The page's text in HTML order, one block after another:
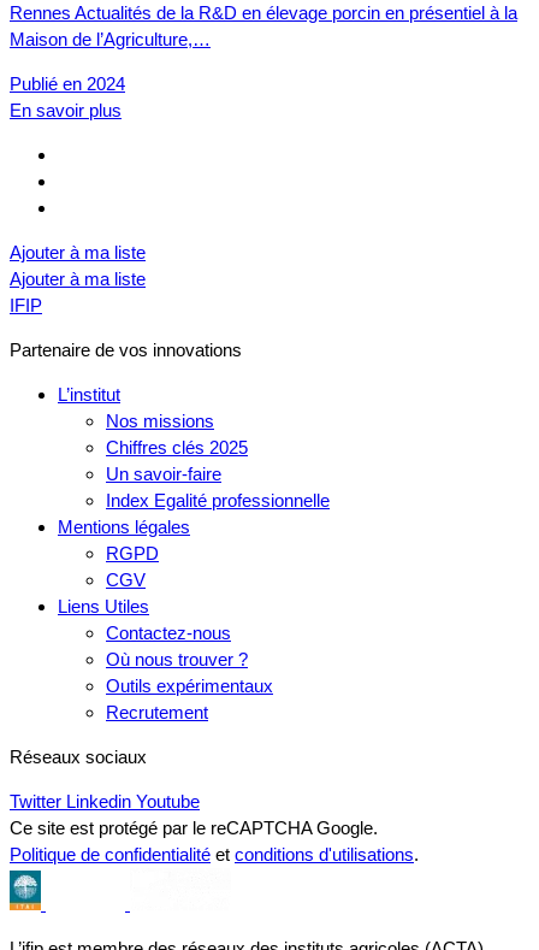
Rennes Actualités de la R&D en élevage porcin en présentiel à la
Maison de l’Agriculture,…
Publié en 2024
En savoir plus
Ajouter à ma liste
Ajouter à ma liste
IFIP
Partenaire de vos innovations
L’institut
Nos missions
Chiffres clés 2025
Un savoir-faire
Index Egalité professionnelle
Mentions légales
RGPD
CGV
Liens Utiles
Contactez-nous
Où nous trouver ?
Outils expérimentaux
Recrutement
Réseaux sociaux
Twitter Linkedin Youtube
Ce site est protégé par le reCAPTCHA Google.
Politique de confidentialité et conditions d'utilisations.